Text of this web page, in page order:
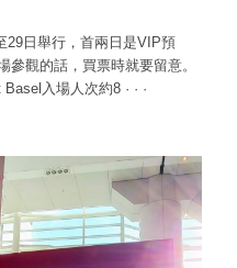
29日舉行，首兩日是VIP預
參觀的話，買票時就要留意。
Basel入場人次約8 · · ·